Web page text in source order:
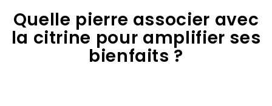
Quelle pierre associer avec
la citrine pour amplifier ses
bienfaits ?